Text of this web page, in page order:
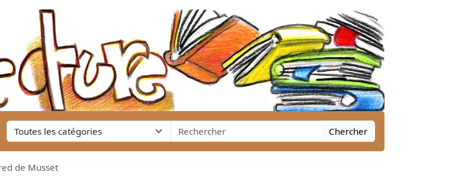
Chercher
de Musset